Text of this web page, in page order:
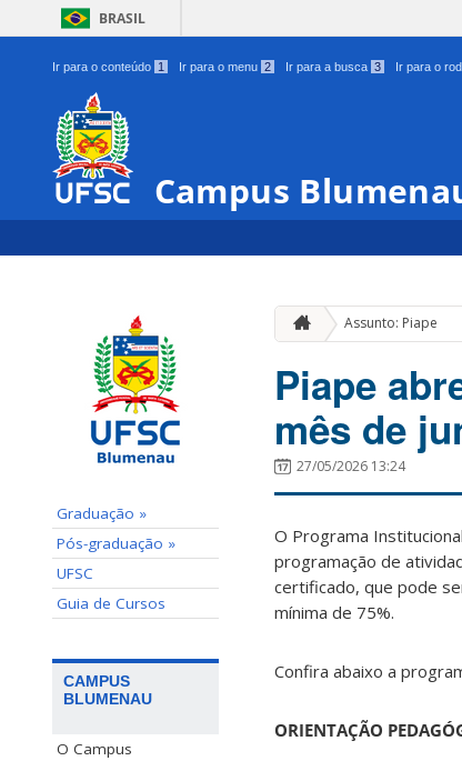
BRASIL
Ir para o conteúdo 1 Ir para o menu 2 Ir para a busca 3 Ir para o
Campus
Graduação »
Pós-graduação »
UFSC
Guia de Cursos
CAMPUS
BLUMENAU
O Campus
Assunto: Piape
Piape
mês de
27/05/2026 13:24
O Programa
programação de
certificado, que pode
mínima de 75%.
Confira abaixo a
ORIENTAÇÃO